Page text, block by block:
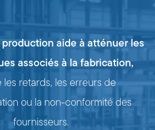
aide à atténuer les
associés à la fabrication,
les retards, les erreurs de
ou la non-conformité des
fournisseurs.